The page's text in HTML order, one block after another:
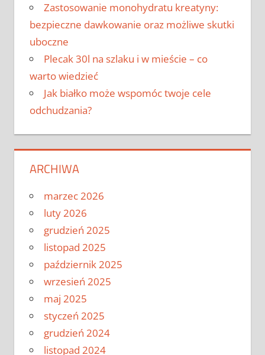
Zastosowanie monohydratu kreatyny:
bezpieczne dawkowanie oraz możliwe skutki
uboczne
Plecak 30l na szlaku i w mieście – co
warto wiedzieć
Jak białko może wspomóc twoje cele
odchudzania?
ARCHIWA
marzec 2026
luty 2026
grudzień 2025
listopad 2025
październik 2025
wrzesień 2025
maj 2025
styczeń 2025
grudzień 2024
listopad 2024